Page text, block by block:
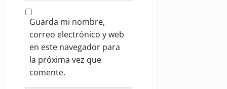
Guarda mi nombre,
correo electrónico y web
en este navegador para
la próxima vez que
comente.